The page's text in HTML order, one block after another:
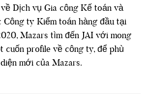
Dịch vụ Gia công Kế toán và
Công ty Kiểm toán hàng đầu tại
Mazars tìm đến JAI với mong
cuốn profile về công ty, để phù
mới của Mazars.